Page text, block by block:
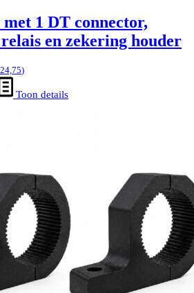
1 DT connector,
en zekering houder
24,75)
Toon details